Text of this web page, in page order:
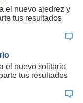
el nuevo ajedrez y
tus resultados
el nuevo solitario
tus resultados